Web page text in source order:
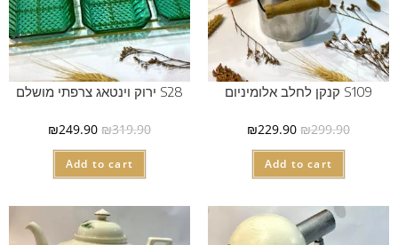
S109 קנקן לחלב אלומיניום
₪299.90
₪229.90
Add to cart
S28 ירוק וינטאג צרפתי מושלם
₪319.90
₪249.90
Add to cart